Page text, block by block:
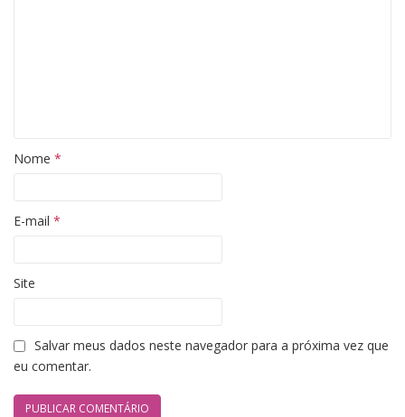
Nome *
E-mail *
Site
Salvar meus dados neste navegador para a próxima vez que
eu comentar.